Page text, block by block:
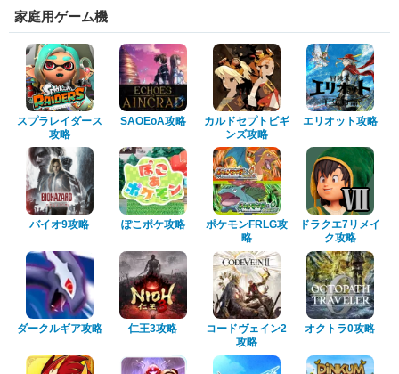
家庭用ゲーム機
スプラレイダース
攻略
SAOEoA攻略
カルドセプトビギ
ンズ攻略
エリオット攻略
バイオ9攻略 ぽこポケ攻略
ポケモンFRLG攻
略
ドラクエ7リメイ
ク攻略
ダークルギア攻略 仁王3攻略
コードヴェイン2
攻略
オクトラ0攻略